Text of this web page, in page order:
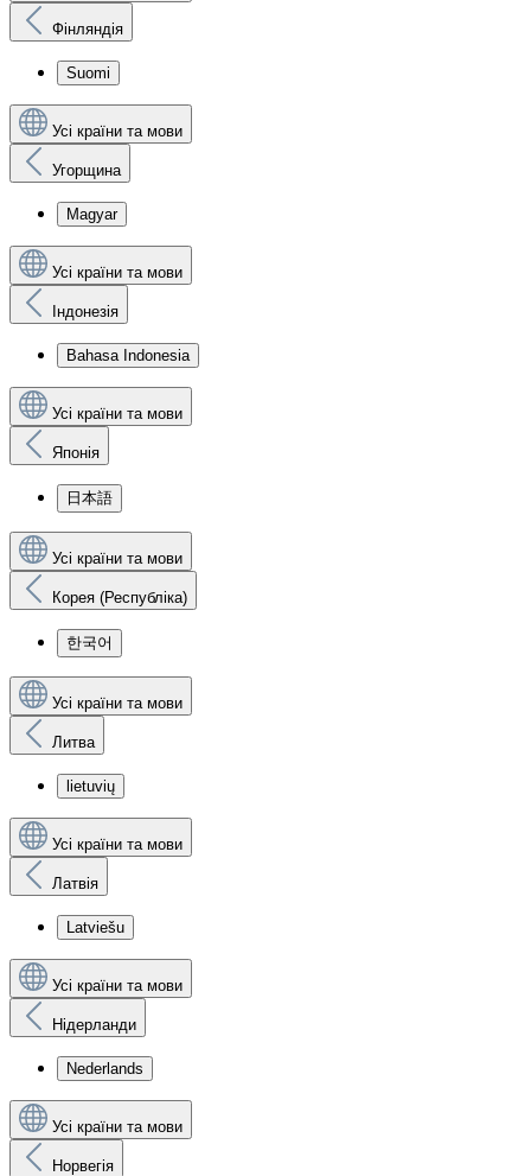
Фінляндія
Suomi
Усі країни та мови
Угорщина
Magyar
Усі країни та мови
Індонезія
Bahasa Indonesia
Усі країни та мови
Японія
日本語
Усі країни та мови
Корея (Республіка)
한국어
Усі країни та мови
Литва
lietuvių
Усі країни та мови
Латвія
Latviešu
Усі країни та мови
Нідерланди
Nederlands
Усі країни та мови
Норвегія